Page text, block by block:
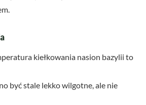
kiełkowania nasion bazylii to
być stale lekko wilgotne, ale nie